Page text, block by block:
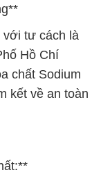
với tư cách là
Hồ Chí
chất Sodium
kết về an toàn